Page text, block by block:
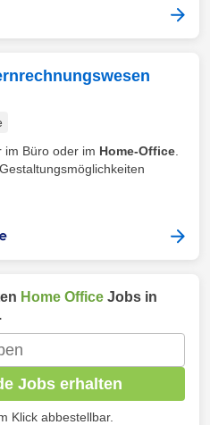
im Büro oder im Home-Office
Home Office Jobs in
Jobs erhalten
Klick abbestellbar.